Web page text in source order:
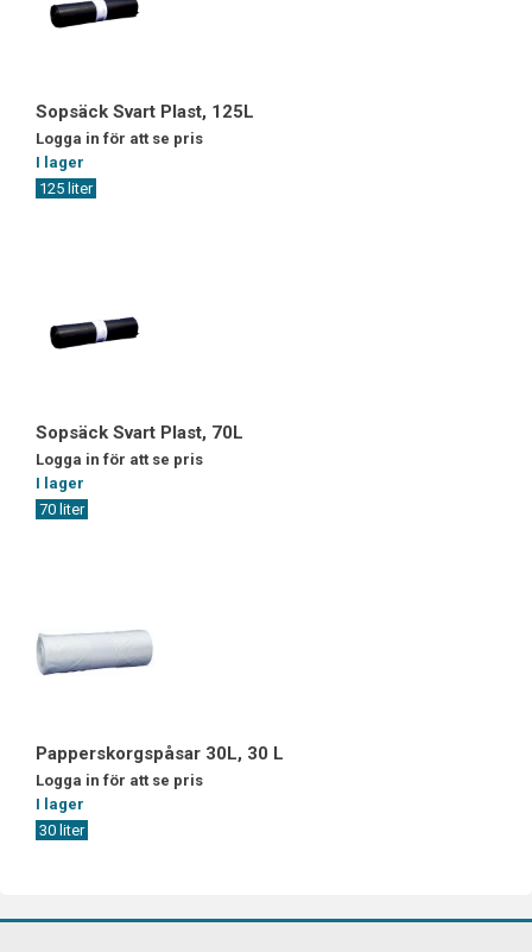
Sopsäck Svart Plast, 125L
Logga in för att se pris
I lager
125 liter
Sopsäck Svart Plast, 70L
Logga in för att se pris
I lager
70 liter
Papperskorgspåsar 30L, 30 L
Logga in för att se pris
I lager
30 liter